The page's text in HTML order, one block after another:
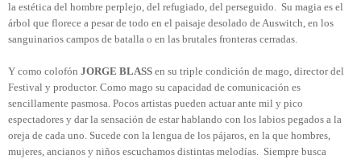
la estética del hombre perplejo, del refugiado, del perseguido. Su magia es el
árbol que florece a pesar de todo en el paisaje desolado de Auswitch, en los
sanguinarios campos de batalla o en las brutales fronteras cerradas.
Y como colofón JORGE BLASS en su triple condición de mago, director del
Festival y productor. Como mago su capacidad de comunicación es
sencillamente pasmosa. Pocos artistas pueden actuar ante mil y pico
espectadores y dar la sensación de estar hablando con los labios pegados a la
oreja de cada uno. Sucede con la lengua de los pájaros, en la que hombres,
mujeres, ancianos y niños escuchamos distintas melodías. Siempre busca